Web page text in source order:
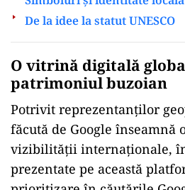
De la idee la statut UNESCO
ad